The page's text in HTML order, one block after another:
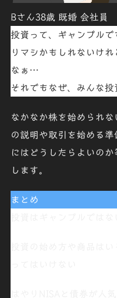
Bさん38歳 既婚 会社員
投資って、
ギャンブルで
りマシかもしれないけれ
なぁ …
それでも なぜ、みんな投
なかなか株を始められ
の説明や取引を始める
にはどうしたらよいの
します。
まとめ